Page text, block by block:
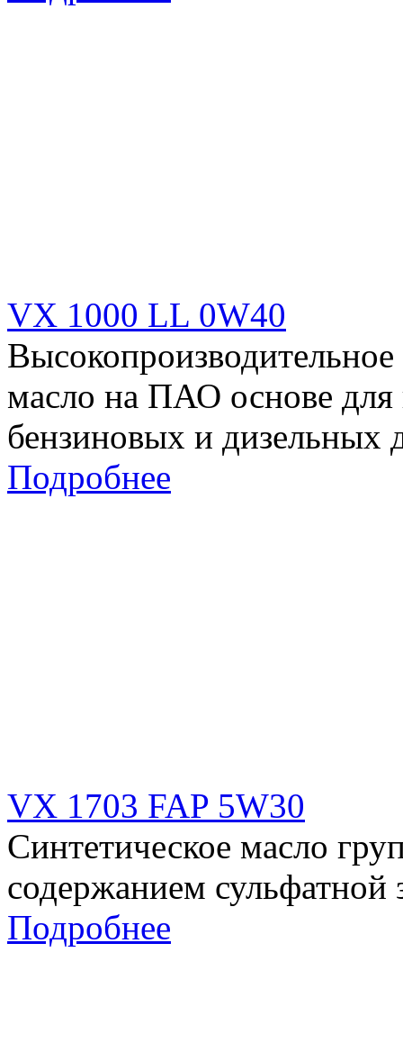
VX 1000 LL 0W40
масло на ПАО основе
бензиновых и дизельных
Подробнее
VX 1703 FAP 5W30
Синтетическое масло
содержанием
Подробнее